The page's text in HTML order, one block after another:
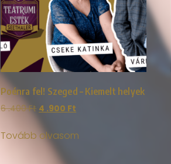
Poénra fel! Szeged – Kiemelt helyek
6 .400Ft 4 .900 Ft
Tovább olvasom